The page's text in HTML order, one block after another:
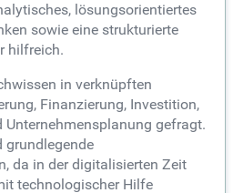
lösungsorientiertes
sowie eine strukturierte
hilfreich.
in verknüpften
Finanzierung, Investition,
Unternehmensplanung gefragt.
grundlegende
da in der digitalisierten Zeit
technologischer Hilfe